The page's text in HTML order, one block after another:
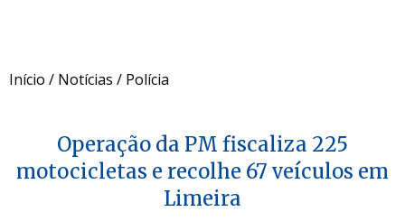
Início / Notícias / Polícia
Operação da PM fiscaliza 225
motocicletas e recolhe 67 veículos em
Limeira